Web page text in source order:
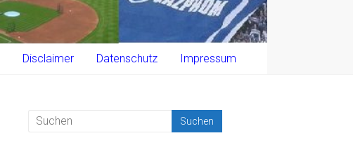
Disclaimer Datenschutz Impressum